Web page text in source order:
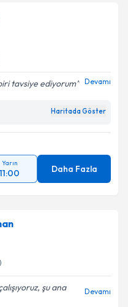
tavsiye ediyorum Devamı
Haritada Göster
Yarın
11:00 Daha Fazla
şu ana
Devamı